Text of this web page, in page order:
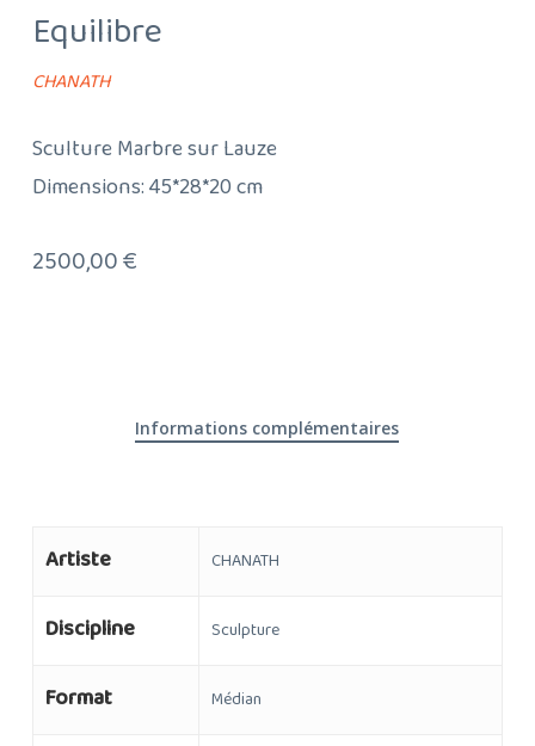
Equilibre
CHANATH
Sculture Marbre sur Lauze
Dimensions: 45*28*20 cm
2500,00€
Informations complémentaires
Artiste CHANATH
Discipline Sculpture
Format Médian